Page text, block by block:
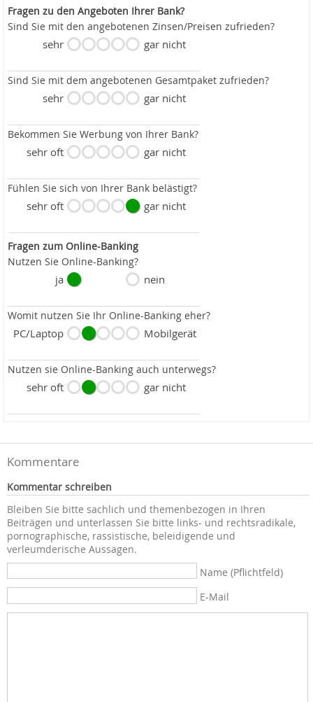
Fragen zu den Angeboten Ihrer Bank?
Sind Sie mit den angebotenen Zinsen/Preisen zufrieden?
sehr gar nicht
Sind Sie mit dem angebotenen Gesamtpaket zufrieden?
sehr gar nicht
Bekommen Sie Werbung von Ihrer Bank?
sehr oft gar nicht
Fühlen Sie sich von Ihrer Bank belästigt?
sehr oft gar nicht
Fragen zum Online-Banking
Nutzen Sie Online-Banking?
ja nein
Womit nutzen Sie Ihr Online-Banking eher?
PC/Laptop Mobilgerät
Nutzen sie Online-Banking auch unterwegs?
sehr oft gar nicht
Kommentare
Kommentar schreiben
Bleiben Sie bitte sachlich und themenbezogen in Ihren
Beiträgen und unterlassen Sie bitte links- und rechtsradikale,
pornographische, rassistische, beleidigende und
verleumderische Aussagen.
Name (Pflichtfeld)
E-Mail